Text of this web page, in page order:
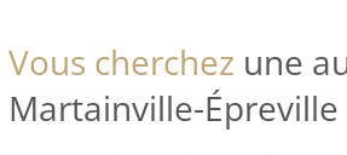
Vous cherchez une
Martainville-Épreville